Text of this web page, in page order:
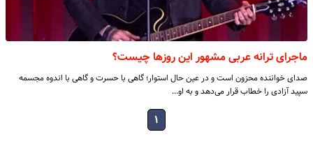
ماجرای ترانه عربی مشهور این روزها چیست؟
​صدای خواننده محزون است و در عین حال استوار؛ گاهی با حسرت و گاهی با اندوه مجسمه
سپید آزادی را خطاب قرار می‌دهد و به او…
۱